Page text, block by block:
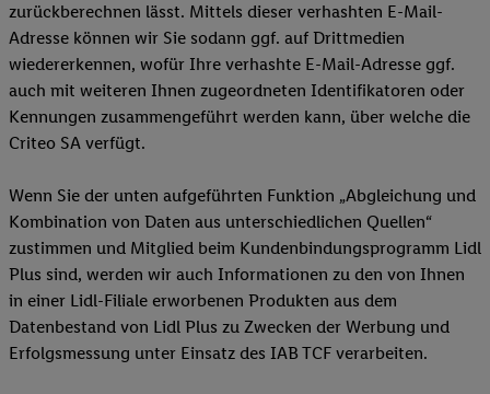
zurückberechnen lässt. Mittels dieser verhashten E-Mail-
Adresse können wir Sie sodann ggf. auf Drittmedien
wiedererkennen, wofür Ihre verhashte E-Mail-Adresse ggf.
auch mit weiteren Ihnen zugeordneten Identifikatoren oder
Kennungen zusammengeführt werden kann, über welche die
Criteo SA verfügt.
Wenn Sie der unten aufgeführten Funktion „Abgleichung und
Kombination von Daten aus unterschiedlichen Quellen“
zustimmen und Mitglied beim Kundenbindungsprogramm Lidl
Plus sind, werden wir auch Informationen zu den von Ihnen
in einer Lidl-Filiale erworbenen Produkten aus dem
Datenbestand von Lidl Plus zu Zwecken der Werbung und
Erfolgsmessung unter Einsatz des IAB TCF verarbeiten.